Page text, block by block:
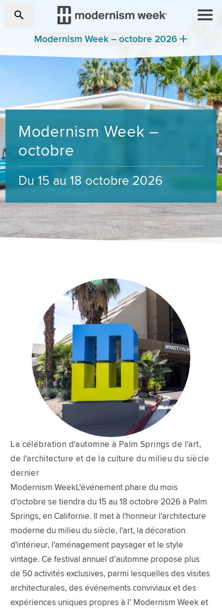
Modernism Week – octobre 2026
Modernism Week –
octobre
Du 15 au 18 octobre 2026
La célébration d'automne à Palm Springs de l'art,
de l'architecture et de la culture du milieu du siècle
dernier
Modernism WeekL'événement phare du mois
d'octobre se tiendra du 15 au 18 octobre 2026 à Palm
Springs, en Californie. Il met à l'honneur l'architecture
moderne du milieu du siècle, l'art, la décoration
d'intérieur, l'aménagement paysager et le style
vintage. Ce festival annuel d’automne propose plus
de 50 activités exclusives, parmi lesquelles des visites
architecturales, des événements conviviaux et des
expériences uniques propres à l’ Modernism Week et